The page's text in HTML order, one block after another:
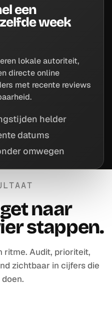
een
week
lokale autoriteit,
directe online
met recente reviews
helder
datums
omwegen
naar
stappen.
ritme. Audit, prioriteit,
zichtbaar in cijfers die